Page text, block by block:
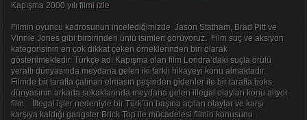
Kapışma 2000 yılı filmi izle
Filmin oyuncu kadrosunun incelediğimizde Jason Statham, Brad Pitt ve
Vinnie Jones gibi birbirinden ünlü isimleri görüyoruz. Film suç ve aksiyon
kategorisinin en çok dikkat çeken örneklerinden biri olarak
gösterilmektedir. Türkçe adı Kapışma olan film Londra’daki suçla örülü
yeraltı dünyasında meydana gelen iki farklı hikayeyi konu almaktadır.
Filmde bir tarafta çalınan elmasın peşinden gidenler ile bir tarafta boks
dünyasının arkada sokaklarında meydana gelen illegal olayları konu alıyor
film. İllegal işler nedeniyle bir Türk’ün başına açılan olaylar ve karşı
karşıya kaldığı gangster Brick Top ile mücadelesi filmin konusunu